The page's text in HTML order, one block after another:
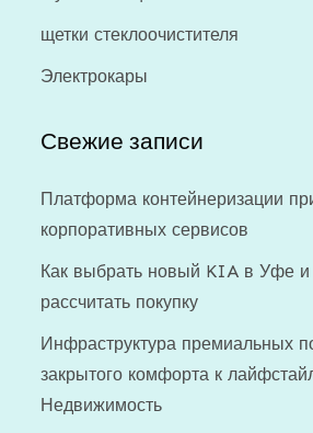
щетки стеклоочистителя
Электрокары
Свежие записи
Платформа контейнеризации
корпоративных сервисов
Как выбрать новый KIA в Уфе и
рассчитать покупку
Инфраструктура премиальных
закрытого комфорта к
Недвижимость